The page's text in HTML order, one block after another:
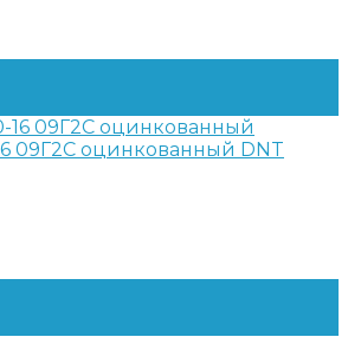
09Г2С оцинкованный DNT